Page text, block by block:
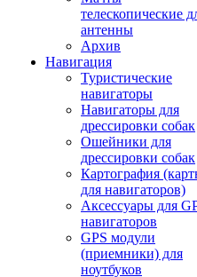
телескопические
антенны
Архив
Навигация
Туристические
навигаторы
Навигаторы для
дрессировки собак
Ошейники для
дрессировки собак
Картография
для навигаторов)
Аксессуары для
навигаторов
GPS модули
(приемники) для
ноутбуков